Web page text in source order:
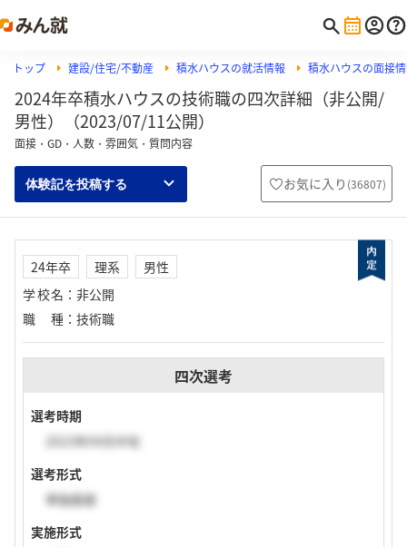
トップ 建設/住宅/不動産 積水ハウスの就活情報 積水ハウスの面接
2024年卒積水ハウスの技術職の四次詳細（非公開/
男性）（2023/07/11公開）
面接・GD・人数・雰囲気・質問内容
体験記を投稿する お気に入り (36807)
24年卒 理系
男性
学校名 ： 非公開
職種 ： 技術職
四次選考
選考時期
2023年04月中旬
選考形式
単独面接
実施形式